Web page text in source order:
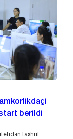
berildi
tashrif